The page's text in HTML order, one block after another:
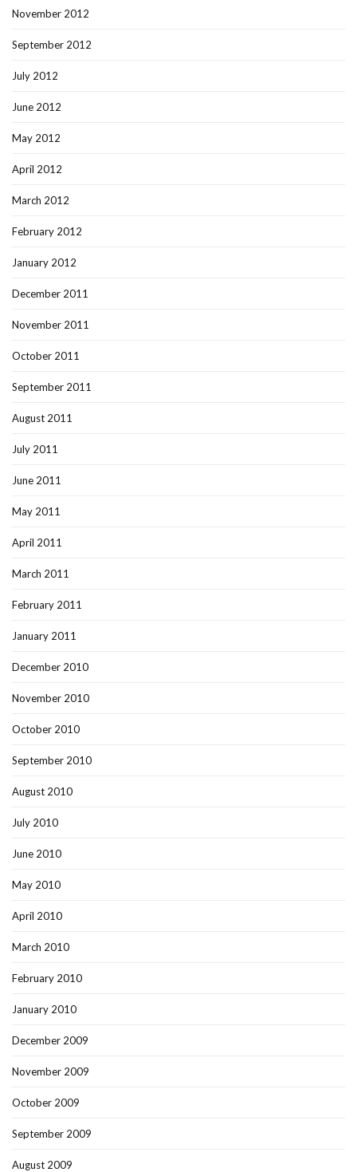
November 2012
September 2012
July 2012
June 2012
May 2012
April 2012
March 2012
February 2012
January 2012
December 2011
November 2011
October 2011
September 2011
August 2011
July 2011
June 2011
May 2011
April 2011
March 2011
February 2011
January 2011
December 2010
November 2010
October 2010
September 2010
August 2010
July 2010
June 2010
May 2010
April 2010
March 2010
February 2010
January 2010
December 2009
November 2009
October 2009
September 2009
August 2009